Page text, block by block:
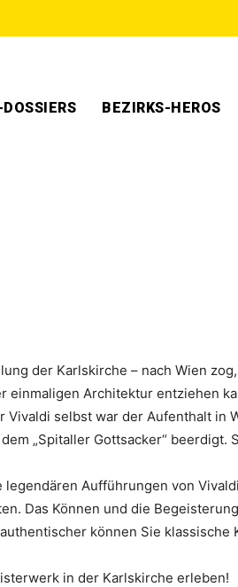
BEZIRKS-HEROS
der Karlskirche – nach Wien
einmaligen Architektur entziehen
selbst war der Aufenthalt in
„Spitaller Gottsacker“
Aufführungen von
Das Können und die
können Sie klassische
in der Karlskirche erleben!